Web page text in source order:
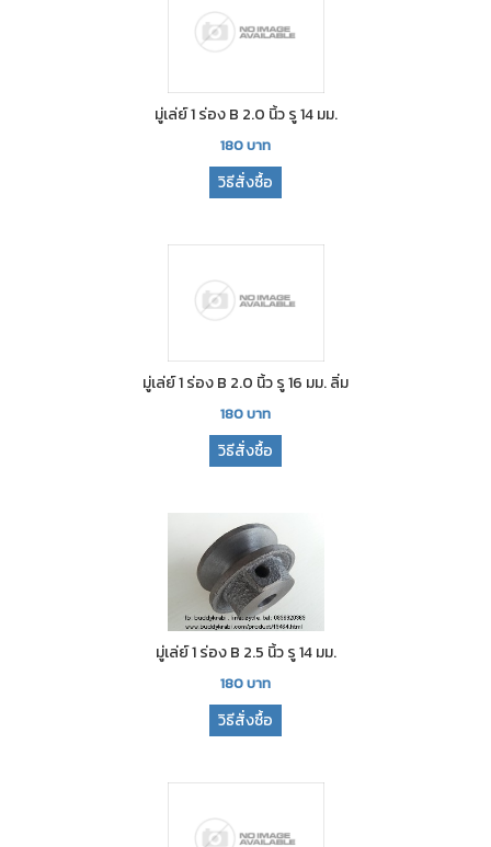
มู่เล่ย์ 1 ร่อง B 2.0 นิ้ว รู 14 มม.
180บาท
วิธีสั่งซื้อ
มู่เล่ย์ 1 ร่อง B 2.0 นิ้ว รู 16 มม. ลิ่ม
180บาท
วิธีสั่งซื้อ
มู่เล่ย์ 1 ร่อง B 2.5 นิ้ว รู 14 มม.
180บาท
วิธีสั่งซื้อ